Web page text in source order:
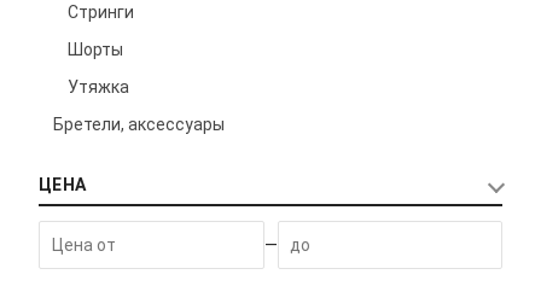
Стринги
Шорты
Утяжка
Бретели, аксессуары
ЦЕНА
—